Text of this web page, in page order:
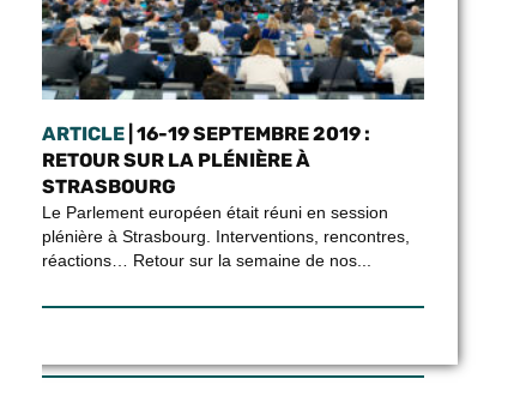
ARTICLE| 16-19 SEPTEMBRE 2019 :
RETOUR SUR LA PLÉNIÈRE À
STRASBOURG
Le Parlement européen était réuni en session
plénière à Strasbourg. Interventions, rencontres,
réactions… Retour sur la semaine de nos...